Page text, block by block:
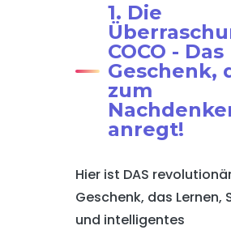
1. Die
COCO - Das
Geschenk,
zum
anregt!
Hier ist DAS
Geschenk, das Lernen,
und intelligentes